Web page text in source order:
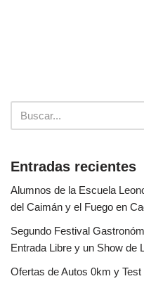
Entradas recientes
Alumnos de la Escuela
del Caimán y el Fuego en
Segundo Festival
Entrada Libre y un Show de
Ofertas de Autos 0km y